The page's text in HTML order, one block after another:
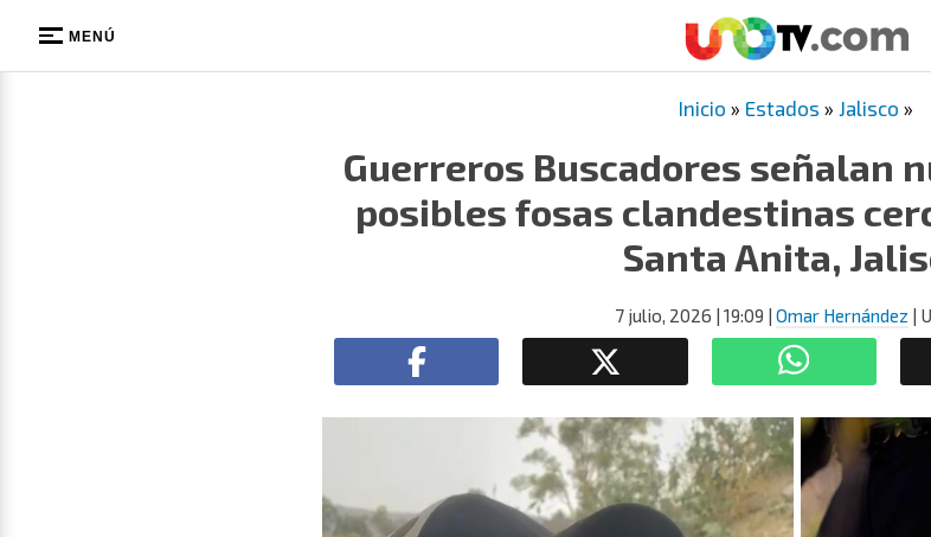
MENÚ
Inicio » Estados » Jalisco »
Guerreros Buscadores señalan
posibles fosas clandestinas
Santa Anita,
7 julio, 2026 | 19:09 | Omar Hernández |